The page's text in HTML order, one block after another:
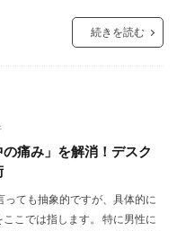
続きを読む
痛み」を解消！デスク
ても抽象的ですが、具体的に
こでは指します。 特に男性に